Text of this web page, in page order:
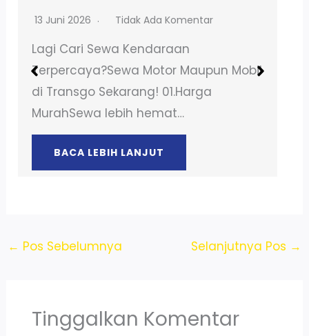
13 Juni 2026 Tidak Ada Komentar
Lagi Cari Sewa Kendaraan
Terpercaya?Sewa Motor Maupun Mobil
di Transgo Sekarang! 01.Harga
MurahSewa lebih hemat…
BACA LEBIH LANJUT
← Pos Sebelumnya Selanjutnya Pos →
Tinggalkan Komentar